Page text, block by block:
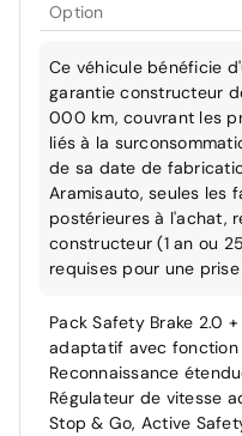
Option
Ce véhicule bénéficie
garantie constructeur
000 km, couvrant les
liés à la
de sa date de
Aramisauto, seules les
postérieures à l'achat,
constructeur (1 an ou
requises pour une
Pack Safety Brake 2.0
adaptatif avec fonction
Reconnaissance
Régulateur de vitesse
Stop & Go, Active